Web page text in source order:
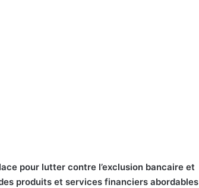
pour lutter contre l’exclusion bancaire et
produits et services financiers abordables